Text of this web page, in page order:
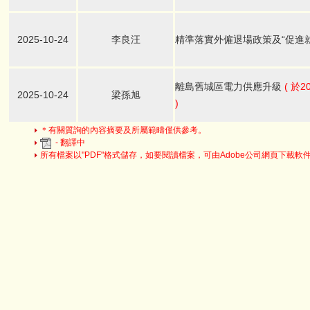
2025-10-24 李良汪 精準落實外僱退場政策及“促進
2025-10-24 梁孫旭
離島舊城區電力供應升級 ( 於
)
＊有關質詢的內容摘要及所屬範疇僅供參考。
- 翻譯中
所有檔案以"PDF"格式儲存，如要閱讀檔案，可由Adobe公司網頁下載軟